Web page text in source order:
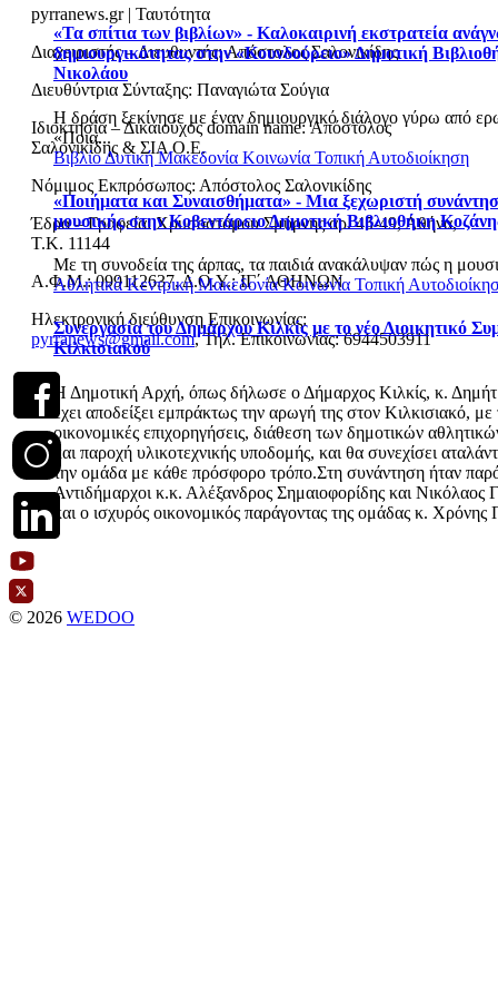
«Τα σπίτια των βιβλίων» - Καλοκαιρινή εκστρατεία
δημιουργικότητας στην «Κουνδούρειο» Δημοτική
Νικολάου
Η δράση ξεκίνησε με έναν δημιουργικό διάλογο γύρω από
«Ποια...
ΒιβλίοΔυτική Μακεδονία Κοινωνία Τοπική Αυτοδιοίκηση
«Ποιήματα και Συναισθήματα» - Μια ξεχωριστή
μουσικής στην Κοβεντάρειο Δημοτική Βιβλιοθήκη
Με τη συνοδεία της άρπας, τα παιδιά ανακάλυψαν πώς η
ΑθλητικάΚεντρική ΜακεδονίαΚοινωνία Τοπική
Συνεργασία του Δημάρχου Κιλκίς με το νέο Διοικητικό
Κιλκισιακού
Η Δημοτική Αρχή, όπως δήλωσε ο Δήμαρχος Κιλκίς, κ.
έχει αποδείξει εμπράκτως την αρωγή της στον Κιλκισιακό, με
οικονομικές επιχορηγήσεις, διάθεση των δημοτικών
και παροχή υλικοτεχνικής υποδομής, και θα συνεχίσει
την ομάδα με κάθε πρόσφορο τρόπο.Στη συνάντηση ήταν
Αντιδήμαρχοι κ.κ. Αλέξανδρος Σημαιοφορίδης και Νικόλαος
και ο ισχυρός οικονομικός παράγοντας της ομάδας κ.
pyrranews.gr | Ταυτότητα
Διαχειριστής – Διευθυντής: Απόστολος Σαλονικίδης
Διευθύντρια Σύνταξης: Παναγιώτα Σούγια
Ιδιοκτησία – Δικαιούχος domain name: Απόστολος
Σαλονικίδης & ΣΙΑ Ο.Ε.
Νόμιμος Εκπρόσωπος: Απόστολος Σαλονικίδης
Έδρα – Γραφεία: Χρυσοστόμου Σμύρνης αρ. 45-49, Αθήνα,
Τ.Κ. 11144
Α.Φ.Μ.: 099112637, Δ.Ο.Υ.: ΙΓ΄ ΑΘΗΝΩΝ
Ηλεκτρονική διεύθυνση Επικοινωνίας:
pyrranews@gmail.com, Τηλ. Επικοινωνίας: 6944503911
© 2026 WEDOO